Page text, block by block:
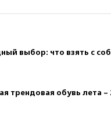
выбор: что взять с
трендовая обувь лета –